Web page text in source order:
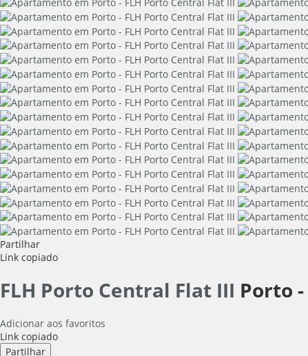
Partilhar
Link copiado
FLH Porto Central Flat III Porto -
Adicionar aos favoritos
Link copiado
Partilhar